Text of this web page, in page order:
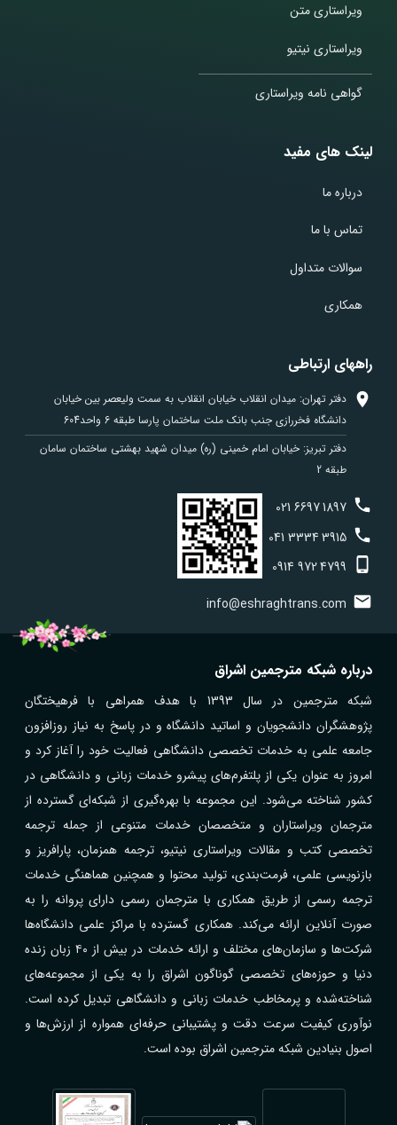
ویراستاری متن
ویراستاری نیتیو
گواهی نامه ویراستاری
لینک های مفید
درباره ما
تماس با ما
سوالات متداول
همکاری
راههای ارتباطی
دفتر تهران: میدان انقلاب خیابان انقلاب به سمت ولیعصر بین خیابان
دانشگاه فخررازی جنب بانک ملت ساختمان پارسا طبقه 6 واحد604
دفتر تبریز: خیابان امام خمینی (ره) میدان شهید بهشتی ساختمان سامان
طبقه 2
021 66971897
041 33343915
0914 9724799
info@eshraghtrans.com
درباره شبکه مترجمین اشراق
شبکه مترجمین در سال 1393 با هدف همراهی با فرهیختگان
پژوهشگران دانشجویان و اساتید دانشگاه و در پاسخ به نیاز روزافزون
جامعه علمی به خدمات تخصصی دانشگاهی فعالیت خود را آغاز کرد و
امروز به عنوان یکی از پلتفرم‌های پیشرو خدمات زبانی و دانشگاهی در
کشور شناخته می‌شود. این مجموعه با بهره‌گیری از شبکه‌ای گسترده از
مترجمان ویراستاران و متخصصان خدمات متنوعی از جمله ترجمه
تخصصی کتب و مقالات ویراستاری نیتیو، ترجمه همزمان، پارافریز و
بازنویسی علمی، فرمت‌بندی، تولید محتوا و همچنین هماهنگی خدمات
ترجمه رسمی از طریق همکاری با مترجمان رسمی دارای پروانه را به
صورت آنلاین ارائه می‌کند. همکاری گسترده با مراکز علمی دانشگاه‌ها
شرکت‌ها و سازمان‌های مختلف و ارائه خدمات در بیش از ۴۰ زبان زنده
دنیا و حوزه‌های تخصصی گوناگون اشراق را به یکی از مجموعه‌های
شناخته‌شده و پرمخاطب خدمات زبانی و دانشگاهی تبدیل کرده است.
نوآوری کیفیت سرعت دقت و پشتیبانی حرفه‌ای همواره از ارزش‌ها و
اصول بنیادین شبکه مترجمین اشراق بوده است.